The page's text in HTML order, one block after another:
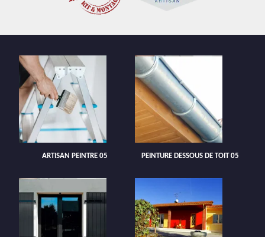
ARTISAN PEINTRE 05 PEINTURE DESSOUS DE TOIT 05